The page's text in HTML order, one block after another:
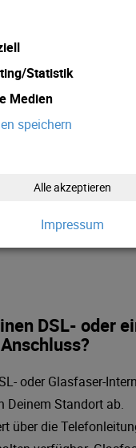
DSL- oder
oder Glasfaser-
Deinem Standort ab.
über die
Statistik
Medien
speichern
Alle akzeptieren
Impressum